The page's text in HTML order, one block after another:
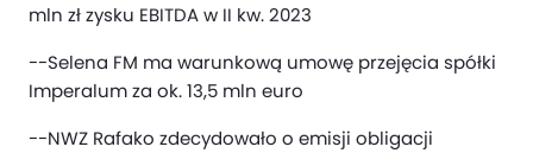
mln zł zysku EBITDA w II kw. 2023
--Selena FM ma warunkową umowę przejęcia spółki
Imperalum za ok. 13,5 mln euro
--NWZ Rafako zdecydowało o emisji obligacji